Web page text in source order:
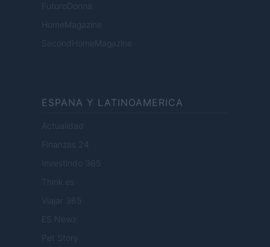
FuturoDonna
HomeMagazine
SecondHomeMagazine
ESPANA Y LATINOAMERICA
Actualidad
Finanzas 24
Investindo 365
Think.es
Viajar 365
ES Newz
Pet Story